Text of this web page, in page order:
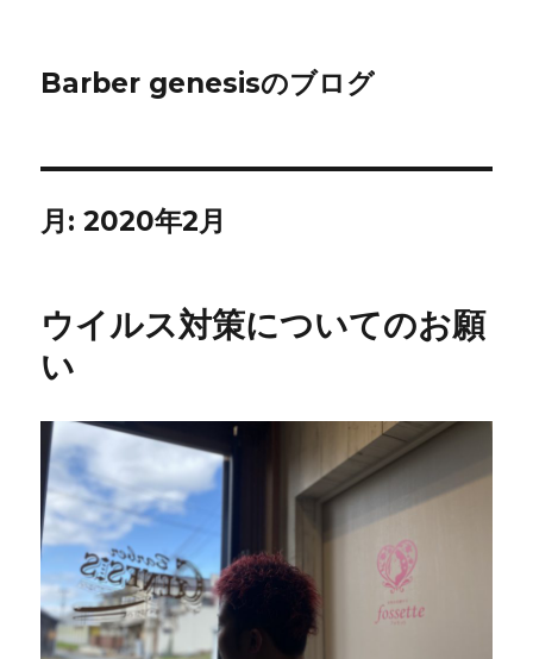
Barber genesisのブログ
月:2020年2月
ウイルス対策についてのお願
い